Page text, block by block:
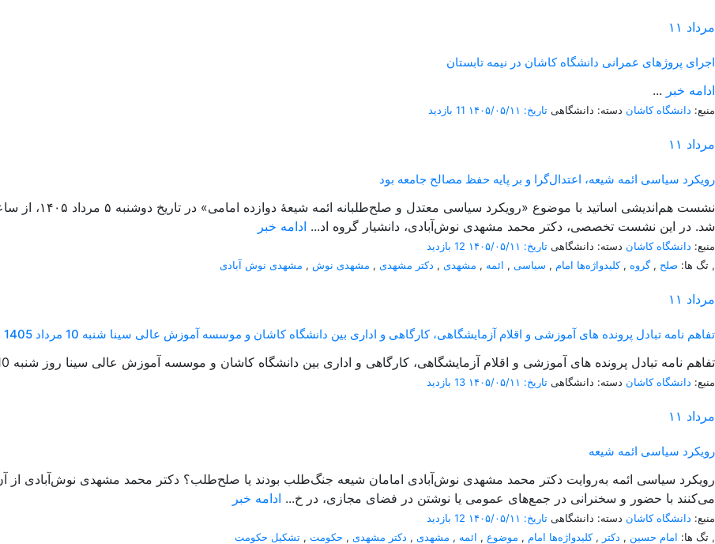
۱۱ مرداد
اجرای پروژهای عمرانی دانشگاه کاشان در نیمه تابستان
... ادامه خبر
منبع: دانشگاه کاشان دسته: دانشگاهی تاریخ: ۱۴۰۵/۰۵/۱۱ 11 بازدید
۱۱ مرداد
رویکرد سیاسی ائمه شیعه، اعتدال‌گرا و بر پایه حفظ مصالح جامعه بود
شد. در این نشست تخصصی، دکتر محمد مشهدی نوش‌آبادی، دانشیار گروه اد... ادامه خبر
منبع: دانشگاه کاشان دسته: دانشگاهی تاریخ: ۱۴۰۵/۰۵/۱۱
12 بازدید
تگ ها: صلح ,گروه ,کلیدواژه‌ها امام , سیاسی , ائمه , مشهدی , دکتر مشهدی , مشهدی نوش , مشهدی نوش آبادی ,
۱۱ مرداد
تفاهم نامه تبادل پرونده‌ های آموزشی و اقلام آزمایشگاهی، کارگاهی و اداری بین دانشگاه کاشان و موسسه آموزش عالی سینا شنبه 10 مرداد 1405
تفاهم نامه تبادل پرونده‌ های آموزشی و اقلام آزمایشگاهی، کارگاهی و اداری بین دانشگاه کاشان و موسسه آموزش عالی سینا روز شنبه 10 مرداد 1405 منعقد شد....
منبع: دانشگاه کاشان دسته: دانشگاهی تاریخ: ۱۴۰۵/۰۵/۱۱ 13 بازدید
۱۱ مرداد
رویکرد سیاسی ائمه شیعه
می‌کنند با حضور و سخنرانی در جمع‌های عمومی یا نوشتن در فضای مجازی، در خ... ادامه خبر
منبع: دانشگاه کاشان دسته: دانشگاهی تاریخ: ۱۴۰۵/۰۵/۱۱
12 بازدید
تگ ها: امام حسین , دکتر ,کلیدواژه‌ها امام , موضوع , ائمه , مشهدی , دکتر مشهدی , حکومت , تشکیل حکومت ,